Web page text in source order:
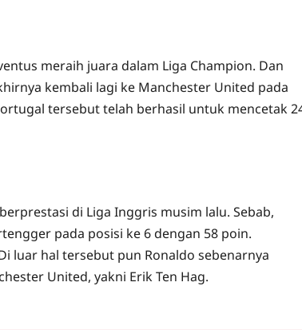
meraih juara dalam Liga Champion. Dan
kembali lagi ke Manchester United pada
tersebut telah berhasil untuk mencetak
di Liga Inggris musim lalu. Sebab,
pada posisi ke 6 dengan 58 poin.
luar hal tersebut pun Ronaldo sebenarnya
United, yakni Erik Ten Hag.